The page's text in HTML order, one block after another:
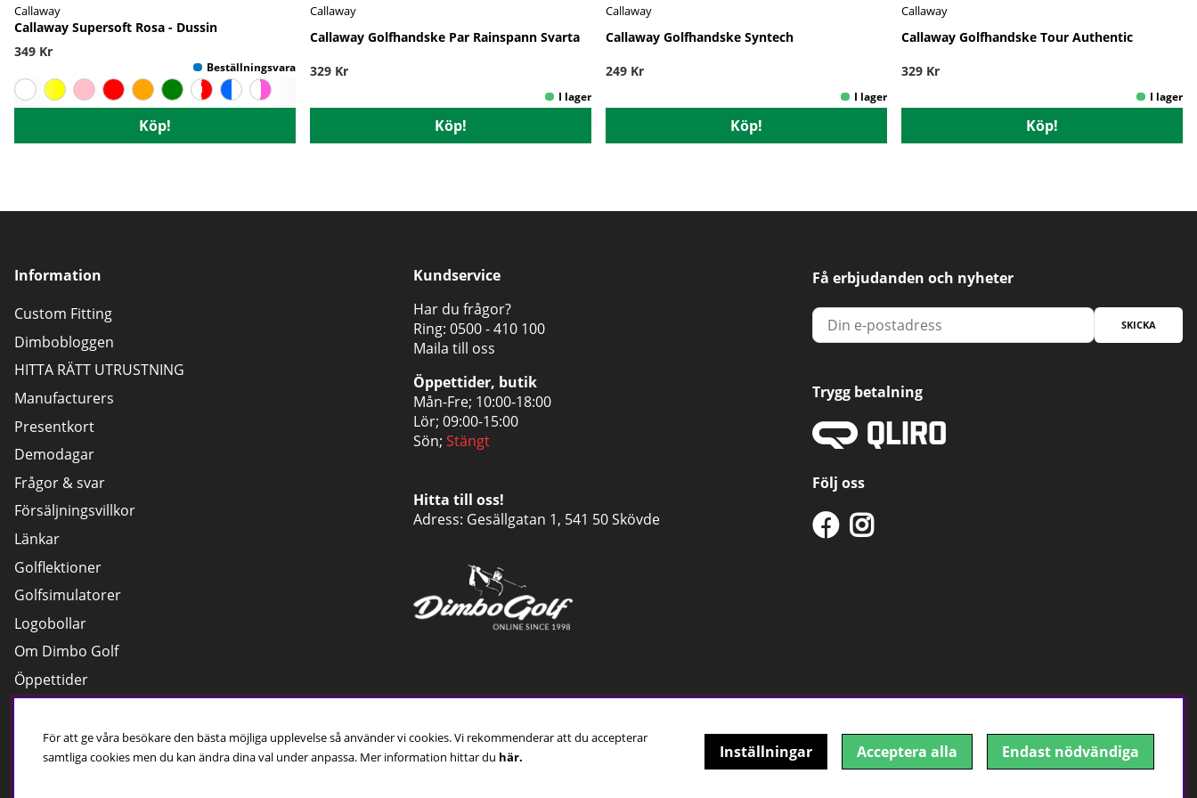
Callaway
Callaway Supersoft Rosa - Dussin
349 Kr
Köp!
Callaway
Callaway Golfhandske Par Rainspann Svarta
329 Kr
Köp!
Callaway
Callaway Golfhandske Syntech
249 Kr
Köp!
Callaway
Callaway Golfhandske Tour Authentic
329 Kr
Köp!
Information
Custom Fitting
Dimbobloggen
HITTA RÄTT UTRUSTNING
Manufacturers
Presentkort
Demodagar
Frågor & svar
Försäljningsvillkor
Länkar
Golflektioner
Golfsimulatorer
Logobollar
Om Dimbo Golf
Öppettider
Kundservice
Har du frågor?
Ring: 0500 - 410 100
Maila till oss
Öppettider, butik
Mån-Fre; 10:00-18:00
Lör; 09:00-15:00
Sön; Stängt
Hitta till oss!
Adress: Gesällgatan 1, 541 50 Skövde
Få erbjudanden och nyheter
SKICKA
Trygg betalning
Följ oss
För att ge våra besökare den bästa möjliga upplevelse så använder vi cookies. Vi rekommenderar att du accepterar
samtliga cookies men du kan ändra dina val under anpassa. Mer information hittar du här. Inställningar Acceptera alla Endast nödvändiga